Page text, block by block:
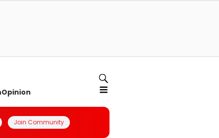
Opinion
Join Community